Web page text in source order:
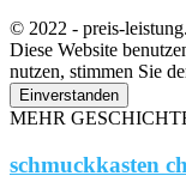
© 2022 - preis-
Diese Website
nutzen, stimmen Sie
Einverstanden
MEHR
schmuckkasten